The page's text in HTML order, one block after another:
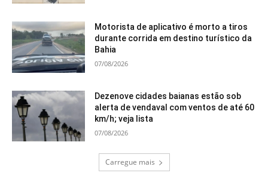
Motorista de aplicativo é morto a tiros
durante corrida em destino turístico da
Bahia
07/08/2026
Dezenove cidades baianas estão sob
alerta de vendaval com ventos de até 60
km/h; veja lista
07/08/2026
Carregue mais